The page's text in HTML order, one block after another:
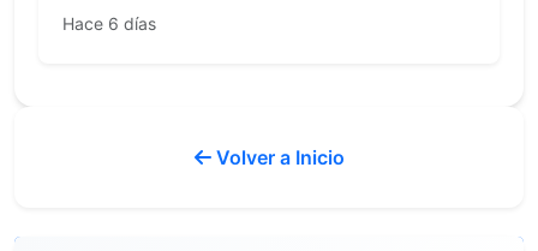
Hace 6 días
Volver a Inicio